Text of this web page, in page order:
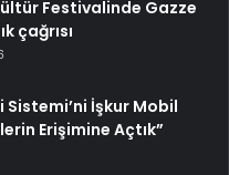
Festivalinde Gazze
çağrısı
Sistemi’ni İşkur Mobil
Erişimine Açtık”